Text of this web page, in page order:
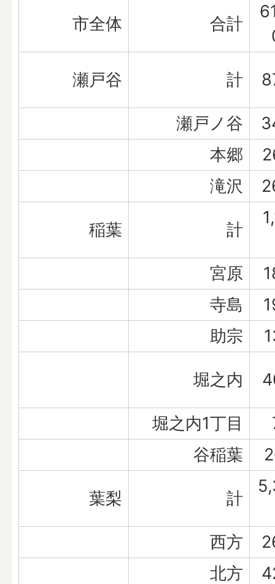
市全体 合計
瀬戸谷 計
瀬戸ノ谷
本郷
滝沢
稲葉 計
宮原
寺島
助宗
堀之内
堀之内1丁目
谷稲葉
葉梨 計
西方
北方